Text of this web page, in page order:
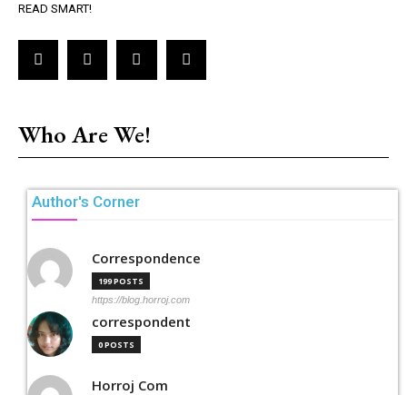
READ SMART!
Who Are We!
Author's Corner
Correspondence
199 POSTS
https://blog.horroj.com
correspondent
0 POSTS
Horroj Com